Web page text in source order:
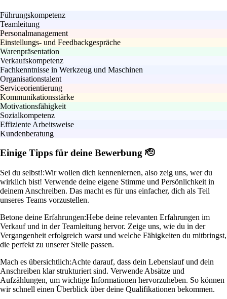
Führungskompetenz
Teamleitung
Personalmanagement
Einstellungs- und Feedbackgespräche
Warenpräsentation
Verkaufskompetenz
Fachkenntnisse in Werkzeug und Maschinen
Organisationstalent
Serviceorientierung
Kommunikationsstärke
Motivationsfähigkeit
Sozialkompetenz
Effiziente Arbeitsweise
Kundenberatung
Einige Tipps für deine Bewerbung 🫡
Sei du selbst!:Wir wollen dich kennenlernen, also zeig uns, wer du
wirklich bist! Verwende deine eigene Stimme und Persönlichkeit in
deinem Anschreiben. Das macht es für uns einfacher, dich als Teil
unseres Teams vorzustellen.
Betone deine Erfahrungen:Hebe deine relevanten Erfahrungen im
Verkauf und in der Teamleitung hervor. Zeige uns, wie du in der
Vergangenheit erfolgreich warst und welche Fähigkeiten du mitbringst,
die perfekt zu unserer Stelle passen.
Mach es übersichtlich:Achte darauf, dass dein Lebenslauf und dein
Anschreiben klar strukturiert sind. Verwende Absätze und
Aufzählungen, um wichtige Informationen hervorzuheben. So können
wir schnell einen Überblick über deine Qualifikationen bekommen.